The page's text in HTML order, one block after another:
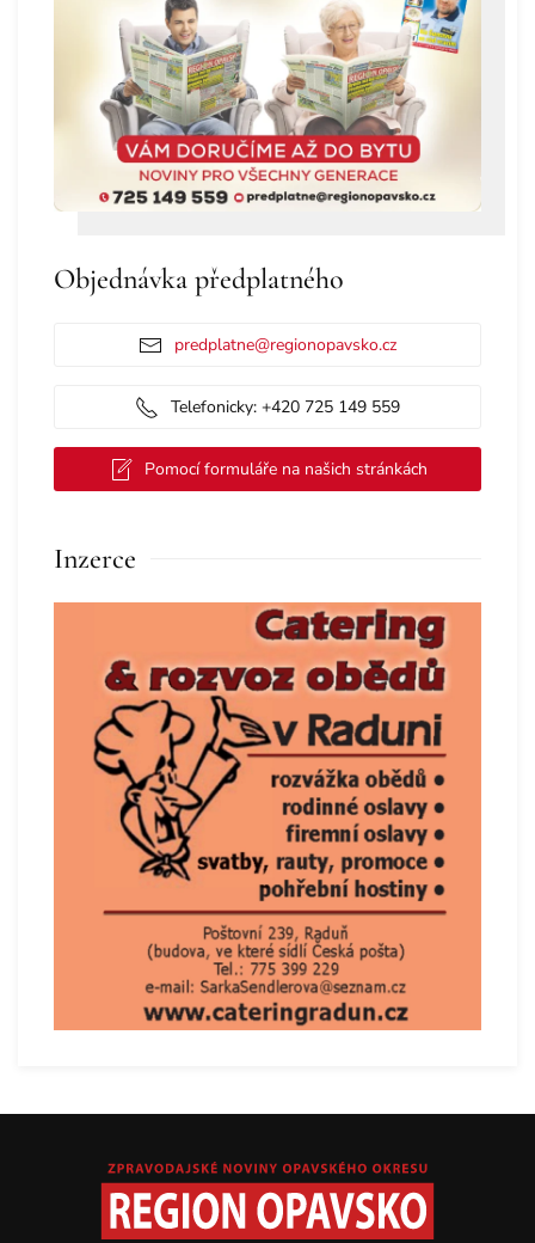
Objednávka předplatného
predplatne@regionopavsko.cz
Telefonicky: +420 725 149 559
Pomocí formuláře na našich stránkách
Inzerce